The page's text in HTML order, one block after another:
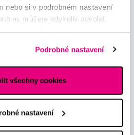
nebo si v podrobném nastavení
můžete kdykoliv odvolat.
Podrobné nastavení
všechny cookies
nastavení
Odebírat
osobních údajůpro tyto účely.